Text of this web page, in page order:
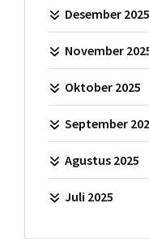
Desember 2025
November
Oktober 2025
September
Agustus 2025
Juli 2025